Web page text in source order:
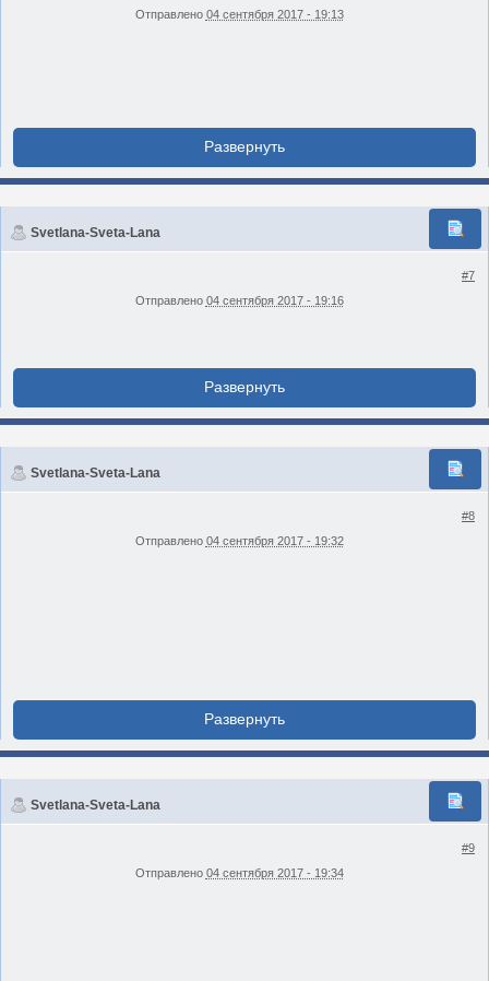
Отправлено 04 сентября 2017 - 19:13
Svetlana-Sveta-Lana
#7
Отправлено 04 сентября 2017 - 19:16
Svetlana-Sveta-Lana
#8
Отправлено 04 сентября 2017 - 19:32
Svetlana-Sveta-Lana
#9
Отправлено 04 сентября 2017 - 19:34